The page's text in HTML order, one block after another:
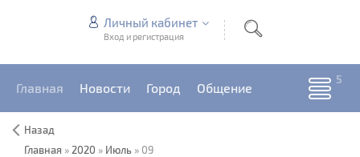
Личный кабинет
Вход и регистрация
Главная Новости Город Общение
Назад
Главная » 2020 » Июль » 09